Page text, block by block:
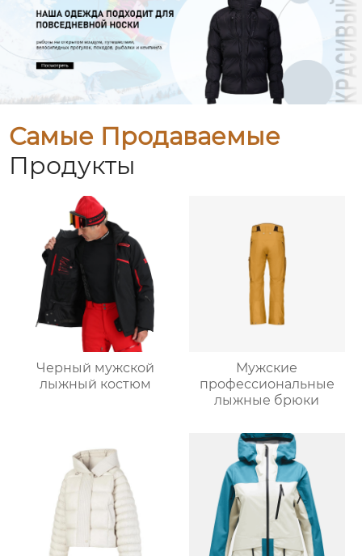
Самые Продаваемые
Продукты
Черный мужской
лыжный костюм
Мужские
профессиональные
лыжные брюки